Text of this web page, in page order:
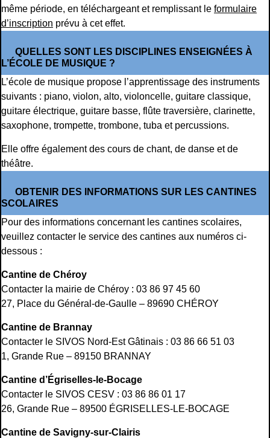
même période, en téléchargeant et remplissant le formulaire
d’inscription prévu à cet effet.
QUELLES SONT LES DISCIPLINES ENSEIGNÉES À
L’ÉCOLE DE MUSIQUE ?
L’école de musique propose l’apprentissage des instruments
suivants : piano, violon, alto, violoncelle, guitare classique,
guitare électrique, guitare basse, flûte traversière, clarinette,
saxophone, trompette, trombone, tuba et percussions.
Elle offre également des cours de chant, de danse et de
théâtre.
OBTENIR DES INFORMATIONS SUR LES CANTINES
SCOLAIRES
Pour des informations concernant les cantines scolaires,
veuillez contacter le service des cantines aux numéros ci-
dessous :
Cantine de Chéroy
Contacter la mairie de Chéroy : 03 86 97 45 60
27, Place du Général-de-Gaulle – 89690 CHÉROY
Cantine de Brannay
Contacter le SIVOS Nord-Est Gâtinais : 03 86 66 51 03
1, Grande Rue – 89150 BRANNAY
Cantine d’Égriselles-le-Bocage
Contacter le SIVOS CESV : 03 86 86 01 17
26, Grande Rue – 89500 ÉGRISELLES-LE-BOCAGE
Cantine de Savigny-sur-Clairis